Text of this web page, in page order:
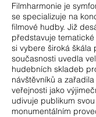
Filmharmonie je
se specializuje na
filmové hudby. Již
představuje
si vybere široká škála
současnosti uvedla
hudebních skladeb
návštěvníků a
veřejnosti jako
udivuje publikum
monumentálním